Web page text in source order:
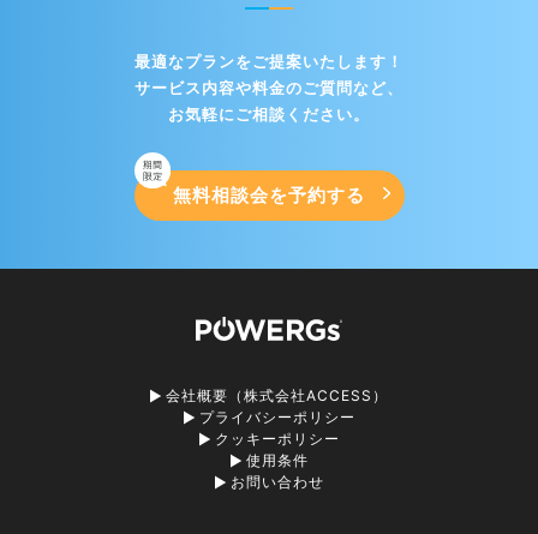
最適なプランをご提案いたします！
サービス内容や料金のご質問など、
お気軽にご相談ください。
無料相談会を予約する
会社概要（株式会社ACCESS）
プライバシーポリシー
クッキーポリシー
使用条件
お問い合わせ